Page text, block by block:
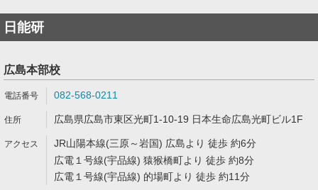
日能研
広島本部校
082-568-0211
広島県広島市東区光町1-10-19 日本生命広島光町ビル1F
JR山陽本線(三原～岩国) 広島より 徒歩 約6分
広電１号線(宇品線) 猿猴橋町より 徒歩 約8分
広電１号線(宇品線) 的場町より 徒歩 約11分